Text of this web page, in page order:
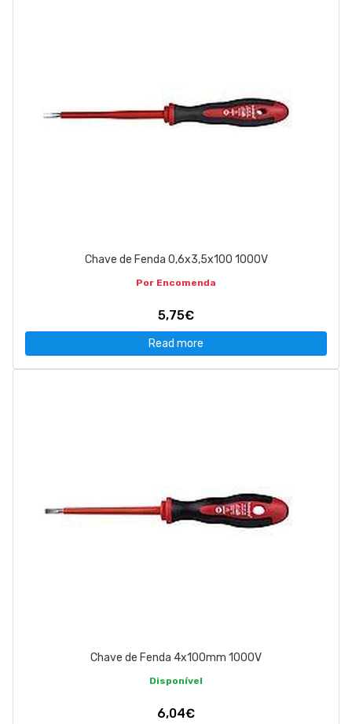
Chave de Fenda 0,6x3,5x100 1000V
Por Encomenda
5,75€
Read more
Chave de Fenda 4x100mm 1000V
Disponível
6,04€